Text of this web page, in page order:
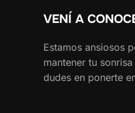
VENÍ A
Estamos ansiosos
mantener tu
dudes en ponerte